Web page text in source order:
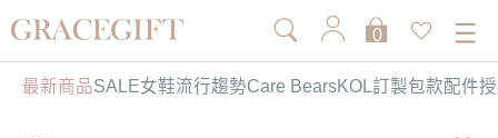
0
最新商品SALE女鞋流行趨勢Care BearsKOL訂製包款配件